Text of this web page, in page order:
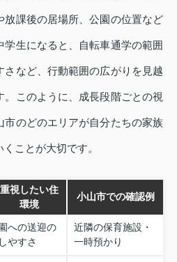
放課後の居場所、公園の位置など
学生になると、自転車通学の範囲
など、行動範囲の広がりを見越
。このように、成長段階ごとの視
市のどのエリアが自分たちの家族
ことが大切です。
重視したい住
環境
小山市での確認例
への送迎の
しやすさ
近隣の保育施設・
一時預かり